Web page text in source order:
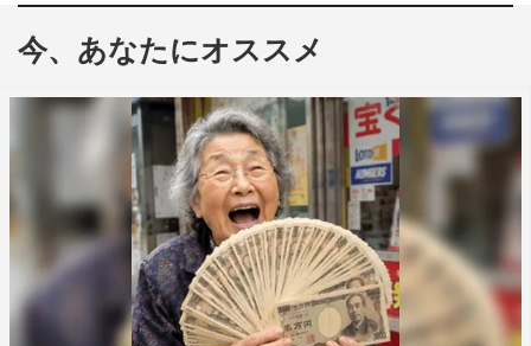
7月29日（月）放送の『ジョンソン』（TBS系 午後9時
～10時57分）は、2時間スペシャルで新企画「ジョンソ
ン・イン・ザ・ワールド」を送る。
かまいたち、モグライダー、見取り図、ニューヨークが出
演し、テレビでしか見ることができないさまざまな新企画
に挑戦していく総合バラエティ番組『ジョンソン』。
今、あなたにオススメ